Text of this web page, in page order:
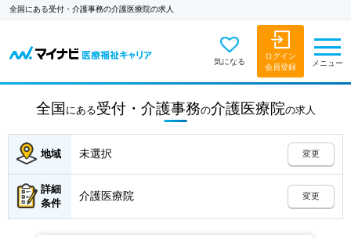
全国にある受付・介護事務の介護医療院の求人
気になる
ログイン
会員登録
メニュー
全国 にある受付・介護事務の介護医療院の求人
地域 未選択 変更
詳細
条件
介護医療院 変更